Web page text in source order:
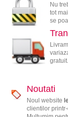
Nu
tot
se
gratuit.
Noutati
Noul website
clientilor